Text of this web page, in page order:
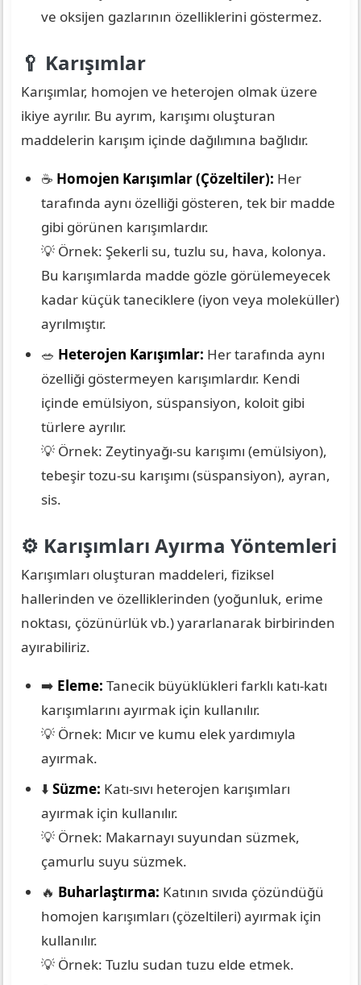
ve oksijen gazlarının özelliklerini göstermez.
🥄 Karışımlar
Karışımlar, homojen ve heterojen olmak üzere
ikiye ayrılır. Bu ayrım, karışımı oluşturan
maddelerin karışım içinde dağılımına bağlıdır.
☕ Homojen Karışımlar (Çözeltiler): Her
tarafında aynı özelliği gösteren, tek bir madde
gibi görünen karışımlardır.
💡 Örnek: Şekerli su, tuzlu su, hava, kolonya.
Bu karışımlarda madde gözle görülemeyecek
kadar küçük taneciklere (iyon veya moleküller)
ayrılmıştır.
🥗 Heterojen Karışımlar: Her tarafında aynı
özelliği göstermeyen karışımlardır. Kendi
içinde emülsiyon, süspansiyon, koloit gibi
türlere ayrılır.
💡 Örnek: Zeytinyağı-su karışımı (emülsiyon),
tebeşir tozu-su karışımı (süspansiyon), ayran,
sis.
⚙️ Karışımları Ayırma Yöntemleri
Karışımları oluşturan maddeleri, fiziksel
hallerinden ve özelliklerinden (yoğunluk, erime
noktası, çözünürlük vb.) yararlanarak birbirinden
ayırabiliriz.
➡️ Eleme: Tanecik büyüklükleri farklı katı-katı
karışımlarını ayırmak için kullanılır.
💡 Örnek: Mıcır ve kumu elek yardımıyla
ayırmak.
⬇️ Süzme: Katı-sıvı heterojen karışımları
ayırmak için kullanılır.
💡 Örnek: Makarnayı suyundan süzmek,
çamurlu suyu süzmek.
🔥 Buharlaştırma: Katının sıvıda çözündüğü
homojen karışımları (çözeltileri) ayırmak için
kullanılır.
💡 Örnek: Tuzlu sudan tuzu elde etmek.